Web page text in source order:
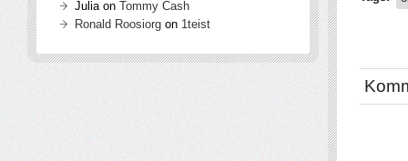
Juliaon Tommy Cash
Ronald Roosiorg on 1teist